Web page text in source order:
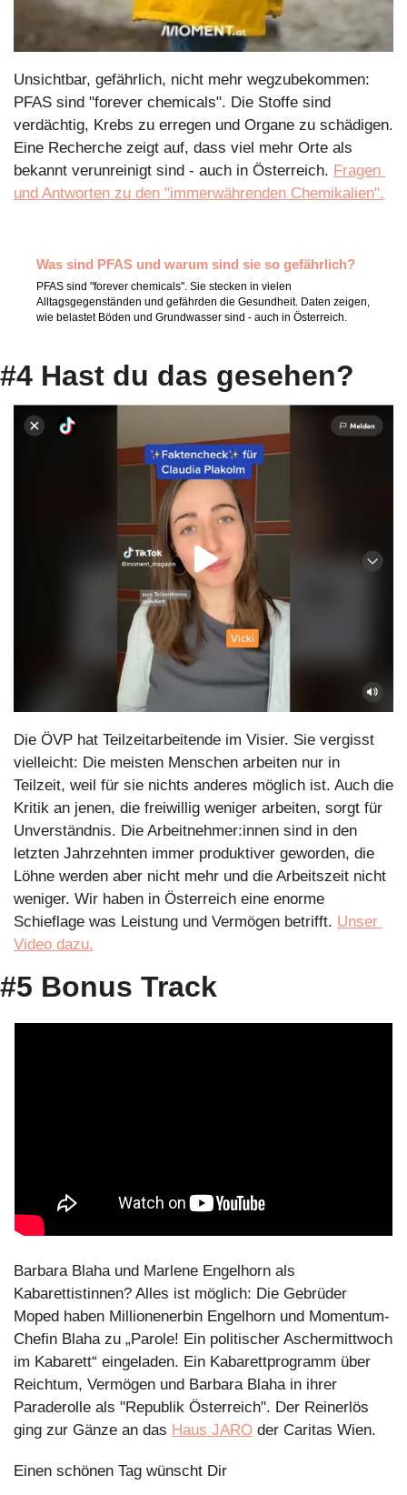
Unsichtbar, gefährlich, nicht mehr wegzubekommen:
PFAS sind "forever chemicals". Die Stoffe sind
verdächtig, Krebs zu erregen und Organe zu schädigen.
Eine Recherche zeigt auf, dass viel mehr Orte als
bekannt verunreinigt sind - auch in Österreich. Fragen
und Antworten zu den "immerwährenden Chemikalien".
Was sind PFAS und warum sind sie so gefährlich?
PFAS sind "forever chemicals". Sie stecken in vielen
Alltagsgegenständen und gefährden die Gesundheit. Daten zeigen,
wie belastet Böden und Grundwasser sind - auch in Österreich.
#4 Hast du das gesehen?
Die ÖVP hat Teilzeitarbeitende im Visier. Sie vergisst
vielleicht: Die meisten Menschen arbeiten nur in
Teilzeit, weil für sie nichts anderes möglich ist. Auch die
Kritik an jenen, die freiwillig weniger arbeiten, sorgt für
Unverständnis. Die Arbeitnehmer:innen sind in den
letzten Jahrzehnten immer produktiver geworden, die
Löhne werden aber nicht mehr und die Arbeitszeit nicht
weniger. Wir haben in Österreich eine enorme
Schieflage was Leistung und Vermögen betrifft. Unser
Video dazu.
#5 Bonus Track
Barbara Blaha und Marlene Engelhorn als
Kabarettistinnen? Alles ist möglich: Die Gebrüder
Moped haben Millionenerbin Engelhorn und Momentum-
Chefin Blaha zu „Parole! Ein politischer Aschermittwoch
im Kabarett“ eingeladen. Ein Kabarettprogramm über
Reichtum, Vermögen und Barbara Blaha in ihrer
Paraderolle als "Republik Österreich". Der Reinerlös
ging zur Gänze an das Haus JARO der Caritas Wien.
Einen schönen Tag wünscht Dir